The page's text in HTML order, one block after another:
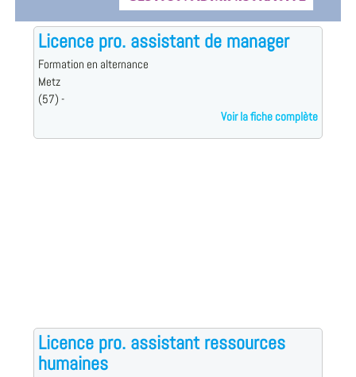
Licence pro. assistant de manager
Formation en alternance
Metz
(57) -
Voir la fiche complète
Licence pro. assistant ressources
humaines